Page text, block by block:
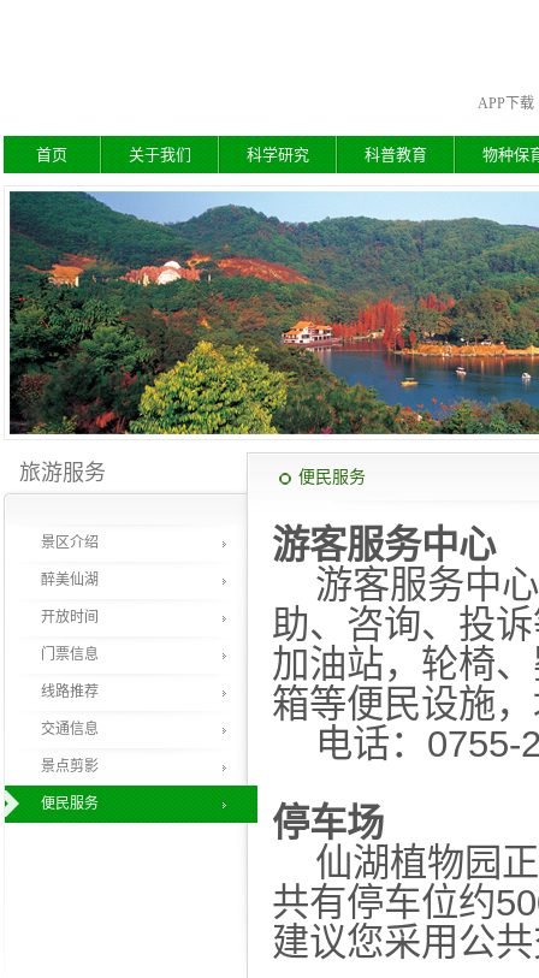
APP下载
首页 关于我们 科学研究 科普教育 物种保
便民服务
游客服务中心
游客服务中心
助、咨询、投
加油站，轮椅
箱等便民设施
电话：0755-
停车场
仙湖植物园正
共有停车位约
建议您采用公
旅游服务
景区介绍
醉美仙湖
开放时间
门票信息
线路推荐
交通信息
景点剪影
便民服务